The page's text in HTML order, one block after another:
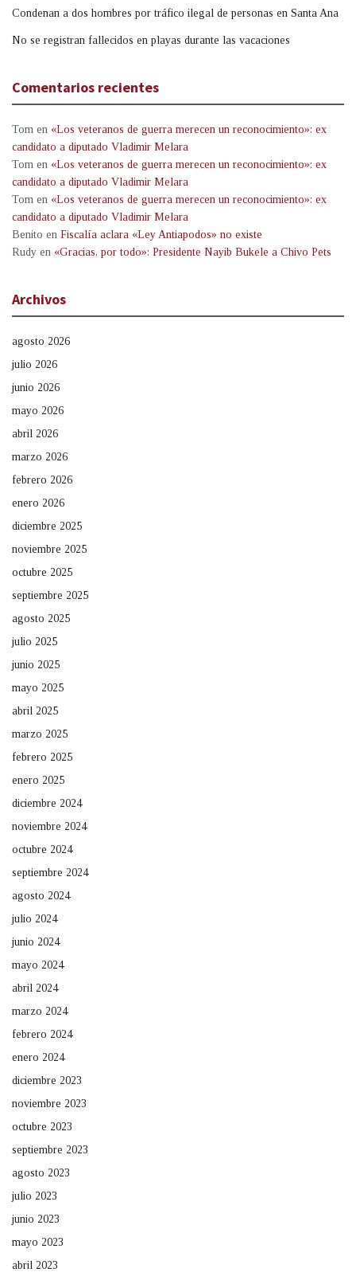
Condenan a dos hombres por tráfico ilegal de personas en Santa Ana
No se registran fallecidos en playas durante las vacaciones
Comentarios recientes
Tom en «Los veteranos de guerra merecen un reconocimiento»: ex
candidato a diputado Vladimir Melara
Tom en «Los veteranos de guerra merecen un reconocimiento»: ex
candidato a diputado Vladimir Melara
Tom en «Los veteranos de guerra merecen un reconocimiento»: ex
candidato a diputado Vladimir Melara
Benito en Fiscalía aclara «Ley Antiapodos» no existe
Rudy en «Gracias, por todo»: Presidente Nayib Bukele a Chivo Pets
Archivos
agosto 2026
julio 2026
junio 2026
mayo 2026
abril 2026
marzo 2026
febrero 2026
enero 2026
diciembre 2025
noviembre 2025
octubre 2025
septiembre 2025
agosto 2025
julio 2025
junio 2025
mayo 2025
abril 2025
marzo 2025
febrero 2025
enero 2025
diciembre 2024
noviembre 2024
octubre 2024
septiembre 2024
agosto 2024
julio 2024
junio 2024
mayo 2024
abril 2024
marzo 2024
febrero 2024
enero 2024
diciembre 2023
noviembre 2023
octubre 2023
septiembre 2023
agosto 2023
julio 2023
junio 2023
mayo 2023
abril 2023